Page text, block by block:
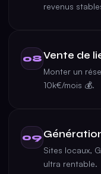
revenus
08Vente de
Monter un
10k€/mois 💰.
09
Sites locaux,
ultra rentable.